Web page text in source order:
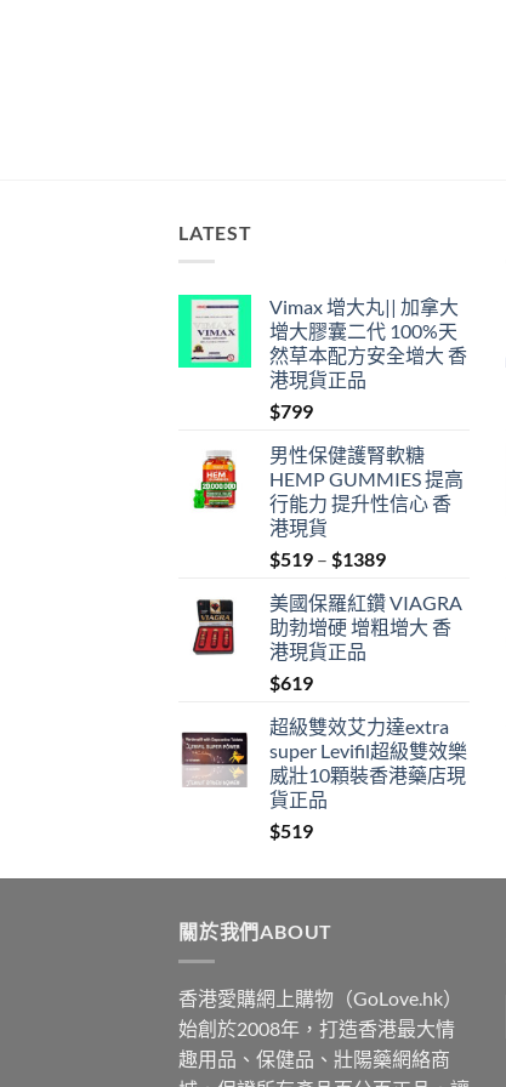
LATEST
Vimax 增大丸|| 加拿大
增大膠囊二代 100%天
然草本配方安全增大 香
港現貨正品
$799
男性保健護腎軟糖
HEMP GUMMIES 提高
行能力 提升性信心 香
港現貨
$519 – $1389Price
$519
through
美國保羅紅鑽 VIAGRA
助勃增硬 增粗增大 香
港現貨正品
$619
超級雙效艾力達extra
super Levifil超級雙效樂
威壯10顆裝香港藥店現
貨正品
$519
關於我們ABOUT
香港愛購網上購物（GoLove.hk）
始創於2008年，打造香港最大情
趣用品、保健品、壯陽藥網絡商